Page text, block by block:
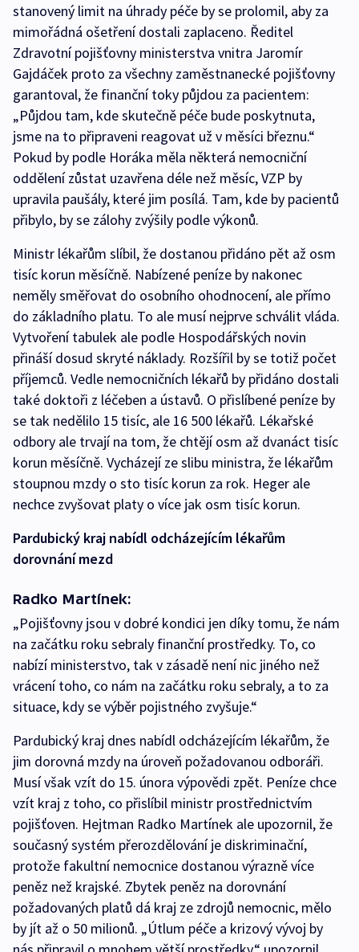
stanovený limit na úhrady péče by se prolomil, aby za
mimořádná ošetření dostali zaplaceno. Ředitel
Zdravotní pojišťovny ministerstva vnitra Jaromír
Gajdáček proto za všechny zaměstnanecké pojišťovny
garantoval, že finanční toky půjdou za pacientem:
„Půjdou tam, kde skutečně péče bude poskytnuta,
jsme na to připraveni reagovat už v měsíci březnu.“
Pokud by podle Horáka měla některá nemocniční
oddělení zůstat uzavřena déle než měsíc, VZP by
upravila paušály, které jim posílá. Tam, kde by pacientů
přibylo, by se zálohy zvýšily podle výkonů.
Ministr lékařům slíbil, že dostanou přidáno pět až osm
tisíc korun měsíčně. Nabízené peníze by nakonec
neměly směřovat do osobního ohodnocení, ale přímo
do základního platu. To ale musí nejprve schválit vláda.
Vytvoření tabulek ale podle Hospodářských novin
přináší dosud skryté náklady. Rozšířil by se totiž počet
příjemců. Vedle nemocničních lékařů by přidáno dostali
také doktoři z léčeben a ústavů. O přislíbené peníze by
se tak nedělilo 15 tisíc, ale 16 500 lékařů. Lékařské
odbory ale trvají na tom, že chtějí osm až dvanáct tisíc
korun měsíčně. Vycházejí ze slibu ministra, že lékařům
stoupnou mzdy o sto tisíc korun za rok. Heger ale
nechce zvyšovat platy o více jak osm tisíc korun.
Pardubický kraj nabídl odcházejícím lékařům
dorovnání mezd
Radko Martínek:
„Pojišťovny jsou v dobré kondici jen díky tomu, že nám
na začátku roku sebraly finanční prostředky. To, co
nabízí ministerstvo, tak v zásadě není nic jiného než
vrácení toho, co nám na začátku roku sebraly, a to za
situace, kdy se výběr pojistného zvyšuje.“
Pardubický kraj dnes nabídl odcházejícím lékařům, že
jim dorovná mzdy na úroveň požadovanou odboráři.
Musí však vzít do 15. února výpovědi zpět. Peníze chce
vzít kraj z toho, co přislíbil ministr prostřednictvím
pojišťoven. Hejtman Radko Martínek ale upozornil, že
současný systém přerozdělování je diskriminační,
protože fakultní nemocnice dostanou výrazně více
peněz než krajské. Zbytek peněz na dorovnání
požadovaných platů dá kraj ze zdrojů nemocnic, mělo
by jít až o 50 milionů. „Útlum péče a krizový vývoj by